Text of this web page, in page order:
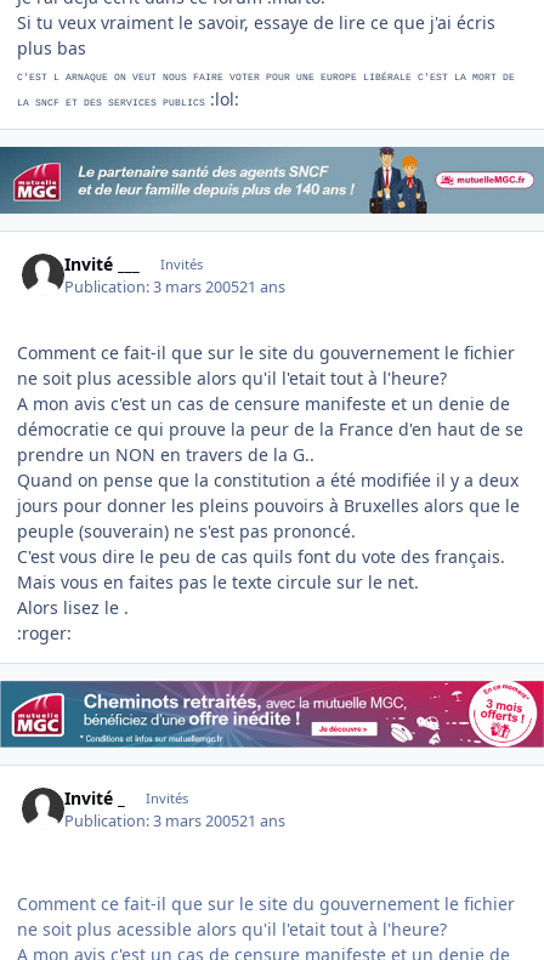
Si tu veux vraiment le savoir, essaye de lire ce que j'ai écris
plus bas
C'EST L ARNAQUE ON VEUT NOUS FAIRE VOTER POUR UNE EUROPE LIBÉRALE C'EST LA MORT DE
LA SNCF ET DES SERVICES PUBLICS :lol:
Invité ___ Invités
Publication:3 mars 200521 ans
Comment ce fait-il que sur le site du gouvernement le fichier
ne soit plus acessible alors qu'il l'etait tout à l'heure?
A mon avis c'est un cas de censure manifeste et un denie de
démocratie ce qui prouve la peur de la France d'en haut de se
prendre un NON en travers de la G..
Quand on pense que la constitution a été modifiée il y a deux
jours pour donner les pleins pouvoirs à Bruxelles alors que le
peuple (souverain) ne s'est pas prononcé.
C'est vous dire le peu de cas quils font du vote des français.
Mais vous en faites pas le texte circule sur le net.
Alors lisez le .
:roger:
Invité _ Invités
Publication:3 mars 200521 ans
Comment ce fait-il que sur le site du gouvernement le fichier
ne soit plus acessible alors qu'il l'etait tout à l'heure?
A mon avis c'est un cas de censure manifeste et un denie de